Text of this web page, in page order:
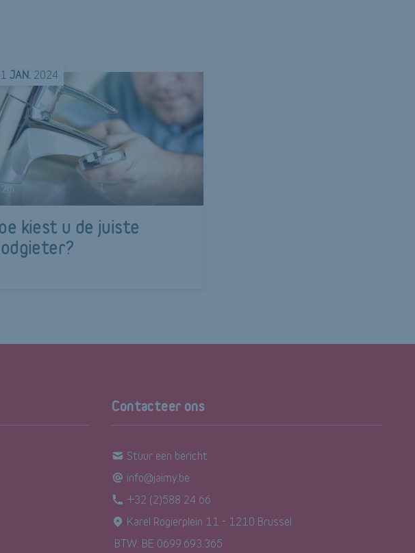
JAN. 2024
2m
kiest u de juiste
Contacteer ons
Stuur een bericht
info@jaimy.be
+32 (2)588 24 66
Karel Rogierplein 11 - 1210 Brussel
BTW: BE 0699.693.365